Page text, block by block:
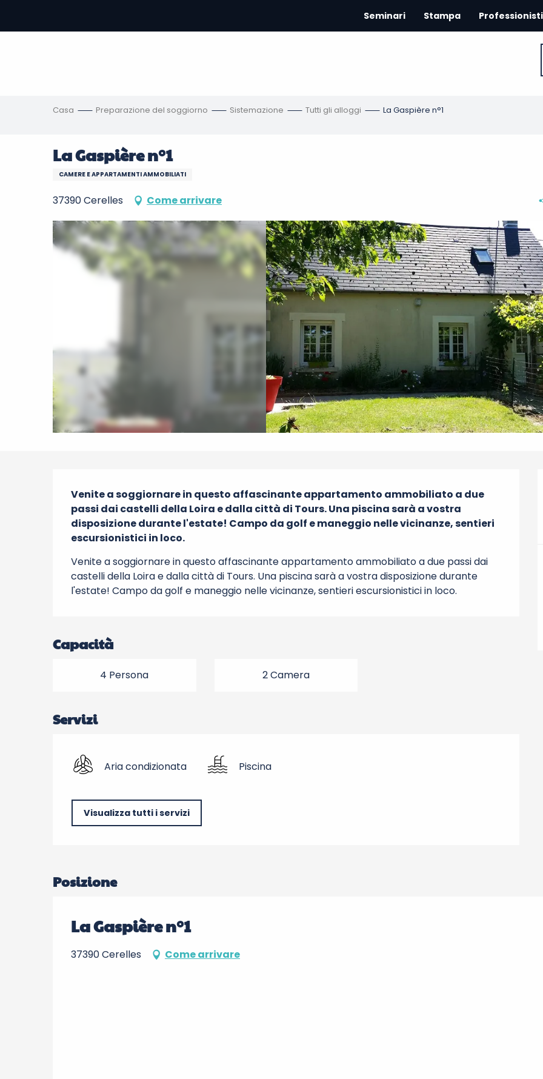
contenu
Seminari Stampa
Casa Preparazione del soggiorno Sistemazione Tutti gli alloggi La Gaspière n°1
La Gaspière n°1
CAMERE E APPARTAMENTI AMMOBILIATI
37390 Cerelles Come arrivare
Descrizione
Venite a soggiornare in questo affascinante appartamento ammobiliato a due
passi dai castelli della Loira e dalla città di Tours. Una piscina sarà a vostra
disposizione durante l'estate! Campo da golf e maneggio nelle vicinanze, sentieri
escursionistici in loco.
Venite a soggiornare in questo affascinante appartamento ammobiliato a due passi dai
castelli della Loira e dalla città di Tours. Una piscina sarà a vostra disposizione durante
l'estate! Campo da golf e maneggio nelle vicinanze, sentieri escursionistici in loco.
Capacità
4 Persona 2 Camera
Servizi
Aria condizionata Piscina
Visualizza tutti i servizi
Posizione
La Gaspière n°1
37390 Cerelles Come arrivare